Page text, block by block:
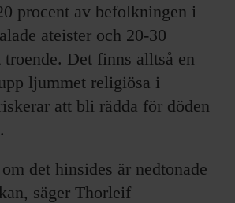
procent av befolkningen i
ateister och 20-30
troende. Det finns alltså en
ljummet religiösa i
att bli rädda för döden
det hinsides är nedtonade
säger Thorleif